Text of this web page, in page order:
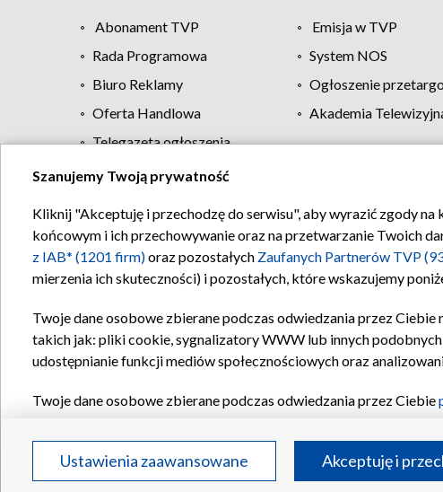
Abonament TVP Emisja w TVP
Rada Programowa
System NOS
Biuro Reklamy
Ogłoszenie
Oferta Handlowa
Akademia
Telegazeta ogłoszenia
Regulamin TVP
Szanujemy Twoją prywatność
Kliknij "Akceptuję i przechodzę do serwisu", aby wyrazić zgody
końcowym i ich przechowywanie oraz na przetwarzanie Twoich
z IAB* (1201 firm)oraz pozostałych Zaufanych Partnerów TVP
mierzenia ich skuteczności) i pozostałych, które wskazujemy
Twoje dane osobowe zbierane podczas odwiedzania przez Ciebie
takich jak: pliki cookie, sygnalizatory WWW lub innych
udostępnianie funkcji mediów społecznościowych oraz
Twoje dane osobowe zbierane podczas odwiedzania przez Ciebie
Partnerów TVPdla realizacji następujących celów i funkcji:
reklam, tworzenia profilu spersonalizowanych reklam, tworzenia
treści, stosowania badań rynkowych w celu generowania opinii
Ustawienia zaawansowane Akceptuję i